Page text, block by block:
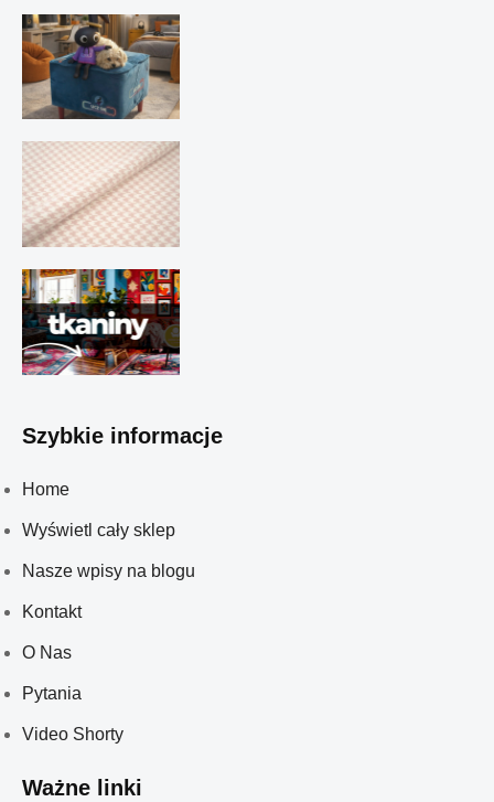
Szybkie informacje
Home
Wyświetl cały sklep
Nasze wpisy na blogu
Kontakt
O Nas
Pytania
Video Shorty
Ważne linki